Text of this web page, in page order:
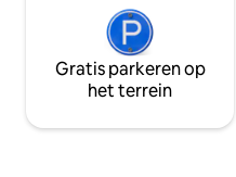
Gratis parkeren op
het terrein